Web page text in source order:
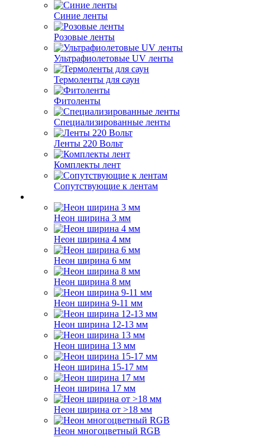
Синие ленты
Розовые ленты
Ультрафиолетовые UV ленты
Термоленты для саун
Фитоленты
Специализированные ленты
Ленты 220 Вольт
Комплекты лент
Сопутствующие к лентам
Неон ширина 3 мм
Неон ширина 4 мм
Неон ширина 6 мм
Неон ширина 8 мм
Неон ширина 9-11 мм
Неон ширина 12-13 мм
Неон ширина 13 мм
Неон ширина 15-17 мм
Неон ширина 17 мм
Неон ширина от >18 мм
Неон многоцветный RGB